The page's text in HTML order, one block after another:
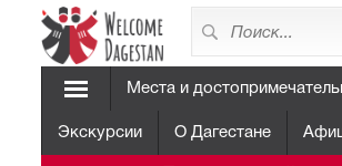
Места и
Экскурсии О Дагестане